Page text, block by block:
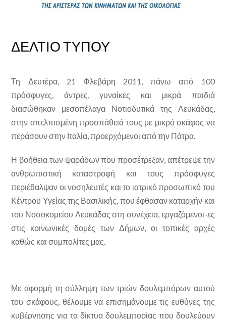
ΔΕΛΤΙΟ ΤΥΠΟΥ
Τη Δευτέρα, 21 Φλεβάρη 2011, πάνω από 100
πρόσφυγες, άντρες, γυναίκες και μικρά παιδιά
διασώθηκαν μεσοπέλαγα Νοτιοδυτικά της Λευκάδας,
στην απελπισμένη προσπάθειά τους με μικρό σκάφος να
περάσουν στην Ιταλία, προερχόμενοι από την Πάτρα.
Η βοήθεια των ψαράδων που προσέτρεξαν, απέτρεψε την
ανθρωπιστική καταστροφή και τους πρόσφυγες
περιέθαλψαν οι νοσηλευτές και το ιατρικό προσωπικό του
Κέντρου Υγείας της Βασιλικής, που έφθασαν καταρχήν και
του Νοσοκομείου Λευκάδας στη συνέχεια, εργαζόμενοι-ες
στις κοινωνικές δομές των Δήμων, οι τοπικές αρχές
καθώς και συμπολίτες μας.
Με αφορμή τη σύλληψη των τριών δουλεμπόρων αυτού
του σκάφους, θέλουμε να επισημάνουμε τις ευθύνες της
κυβέρνησης για τα δίκτυα δουλεμπορίας που δουλεύουν